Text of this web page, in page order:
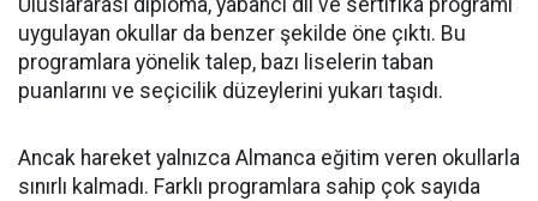
Uluslararası diploma, yabancı dil ve sertifika programı
uygulayan okullar da benzer şekilde öne çıktı. Bu
programlara yönelik talep, bazı liselerin taban
puanlarını ve seçicilik düzeylerini yukarı taşıdı.
Ancak hareket yalnızca Almanca eğitim veren okullarla
sınırlı kalmadı. Farklı programlara sahip çok sayıda